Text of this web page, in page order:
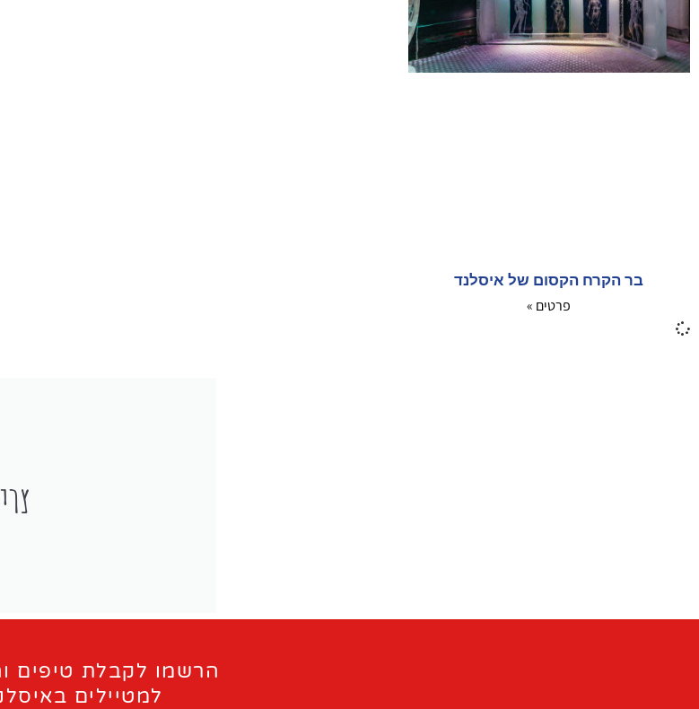
בר הקרח הקסום של איסלנד
פרטים »
הרשמו לקבלת טיפים
למטיילים